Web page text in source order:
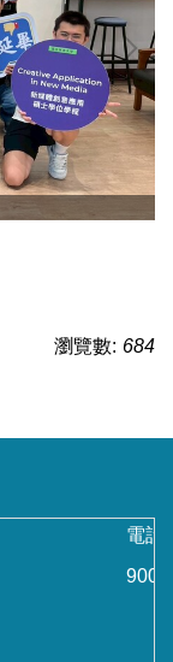
瀏覽數: 684
電話